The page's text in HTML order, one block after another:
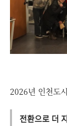
2026년 인천도
전환으로 더